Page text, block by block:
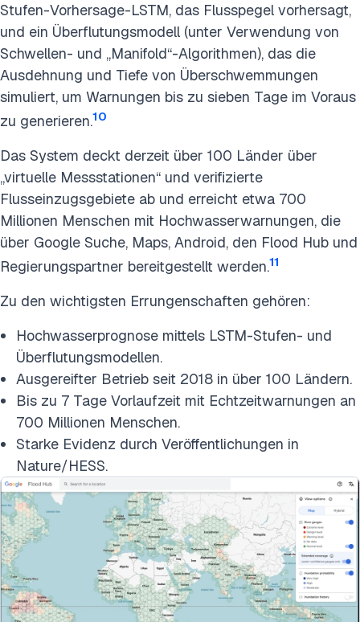
Stufen-Vorhersage-LSTM, das Flusspegel vorhersagt,
und ein Überflutungsmodell (unter Verwendung von
Schwellen- und „Manifold“-Algorithmen), das die
Ausdehnung und Tiefe von Überschwemmungen
simuliert, um Warnungen bis zu sieben Tage im Voraus
zu generieren.10
Das System deckt derzeit über 100 Länder über
„virtuelle Messstationen“ und verifizierte
Flusseinzugsgebiete ab und erreicht etwa 700
Millionen Menschen mit Hochwasserwarnungen, die
über Google Suche, Maps, Android, den Flood Hub und
Regierungspartner bereitgestellt werden.11
Zu den wichtigsten Errungenschaften gehören:
Hochwasserprognose mittels LSTM-Stufen- und
Überflutungsmodellen.
Ausgereifter Betrieb seit 2018 in über 100 Ländern.
Bis zu 7 Tage Vorlaufzeit mit Echtzeitwarnungen an
700 Millionen Menschen.
Starke Evidenz durch Veröffentlichungen in
Nature/HESS.